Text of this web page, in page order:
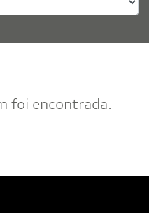
foi encontrada.